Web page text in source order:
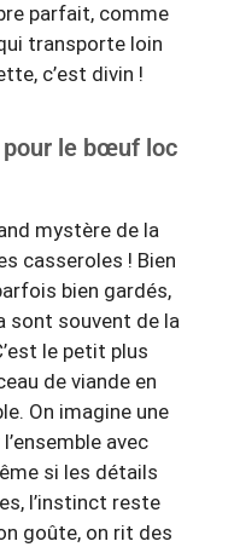
parfait, comme
transporte loin
c’est divin !
pour le bœuf loc
mystère de la
casseroles ! Bien
bien gardés,
sont souvent de la
le petit plus
de viande en
On imagine une
avec
si les détails
l’instinct reste
goûte, on rit des